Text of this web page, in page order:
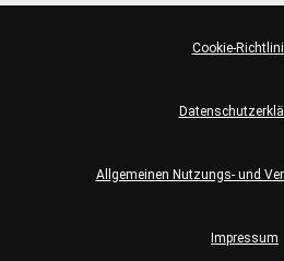
Impressum
Allgemeinen Nutzungs- und
Cookie-